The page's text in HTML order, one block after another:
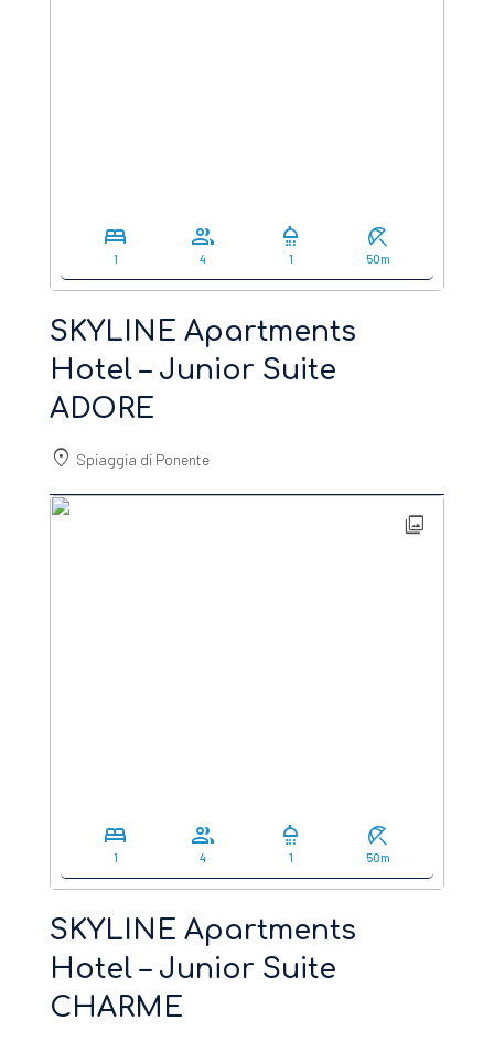
bed
1
group
4
shower
1
beach_access
50m
SKYLINE Apartments
Hotel – Junior Suite
ADORE
location_on Spiaggia di Ponente
photo_library
bed
1
group
4
shower
1
beach_access
50m
SKYLINE Apartments
Hotel – Junior Suite
CHARME